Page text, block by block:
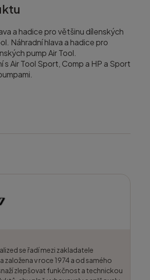
a hadice pro většinu dílenských
Náhradní hlava a hadice pro
pump Air Tool.
s Air Tool Sport, Comp a HP a Sport
se řadí mezi zakladatele
v roce 1974 a od samého
zlepšovat funkčnost a technickou